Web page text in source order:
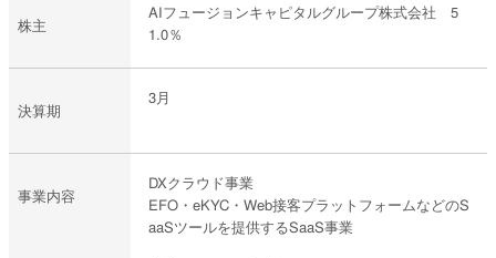
株主
AIフュージョンキャピタルグループ株式会社 5
1.0％
決算期
3月
事業内容
DXクラウド事業
EFO・eKYC・Web接客プラットフォームなどのS
aaSツールを提供するSaaS事業